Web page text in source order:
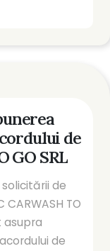
de
GO SRL
de
TO
asupra
de